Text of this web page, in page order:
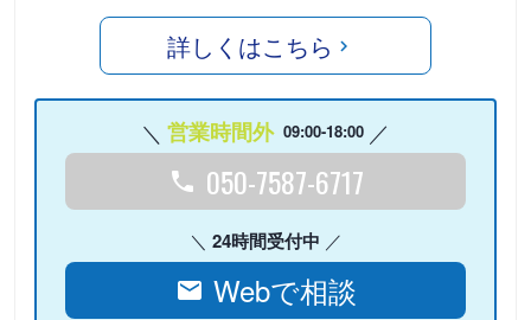
詳しくはこちら
営業時間外 09:00-18:00
050-7587-6717
24時間受付中
Webで相談